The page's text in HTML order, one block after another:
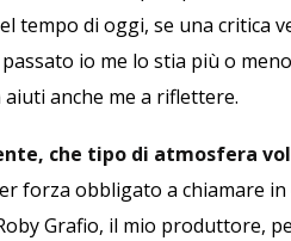
tempo di oggi, se una critica
io me lo stia più o
anche me a riflettere.
che tipo di atmosfera
forza obbligato a chiamare in
Grafio, il mio produttore,